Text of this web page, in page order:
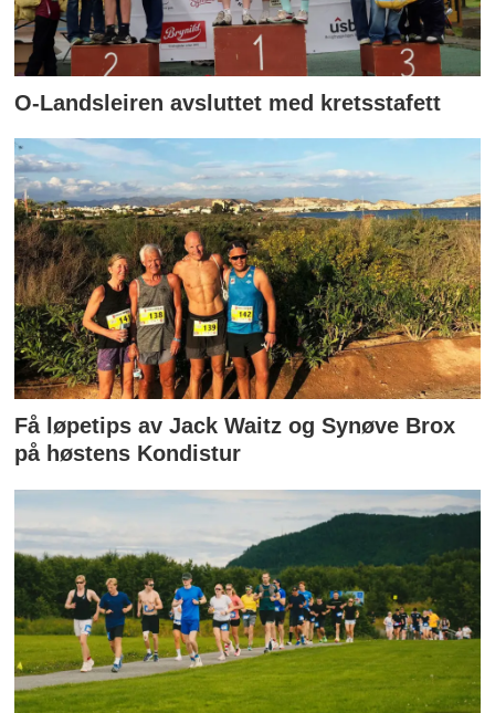
O-Landsleiren avsluttet med kretsstafett
Få løpetips av Jack Waitz og Synøve Brox
på høstens Kondistur